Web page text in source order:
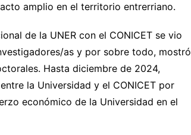
amplio en el territorio entrerriano.
de la UNER con el CONICET se vio
as y por sobre todo, mostró
Hasta diciembre de 2024,
la Universidad y el CONICET por
económico de la Universidad en el